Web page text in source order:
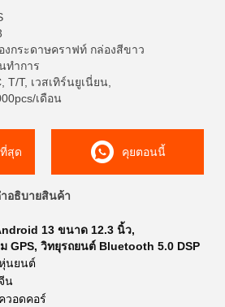
งกระดาษคราฟท์ กล่องสีขาว
ทำการ
T/T, เวสเทิร์นยูเนี่ยน,
เดือน
สุด คุยตอนนี้
อธิบายสินค้า
13 ขนาด 12.3 นิ้ว,
GPS, วิทยุรถยนต์ Bluetooth 5.0 DSP
นยนต์
น
ควอดคอร์